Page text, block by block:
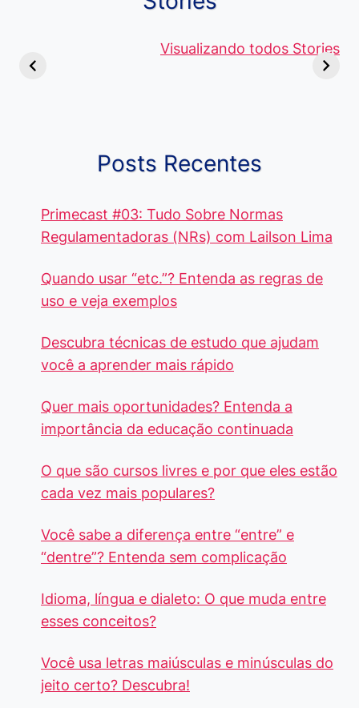
Visualizando todos Stories
Diferença e
de 5 Centavos
Curso de
Pacote
Posts Recentes
Primecast #03: Tudo Sobre Normas
Regulamentadoras (NRs) com Lailson Lima
Quando usar “etc.”? Entenda as regras de
uso e veja exemplos
Descubra técnicas de estudo que ajudam
você a aprender mais rápido
Quer mais oportunidades? Entenda a
importância da educação continuada
O que são cursos livres e por que eles estão
cada vez mais populares?
Você sabe a diferença entre “entre” e
“dentre”? Entenda sem complicação
Idioma, língua e dialeto: O que muda entre
esses conceitos?
Você usa letras maiúsculas e minúsculas do
jeito certo? Descubra!